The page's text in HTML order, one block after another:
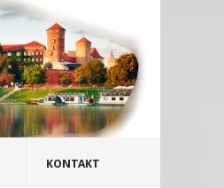
KONTAKT